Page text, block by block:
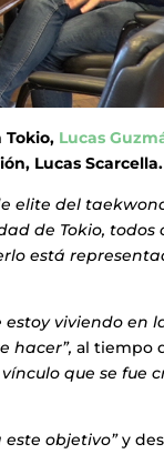
Tokio, Lucas
Lucas Scarcella.
elite del
de Tokio, todos
está
viviendo en
hacer”, al tiempo
que se fue
este objetivo”y